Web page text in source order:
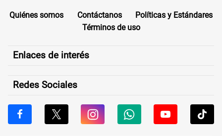
Quiénes somos Contáctanos
Políticas y Estándares
Términos de uso
Enlaces de interés
Redes Sociales